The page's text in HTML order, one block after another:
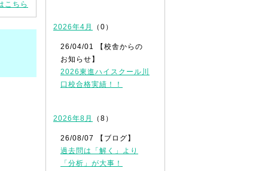
こちら
2026年4月 （0）
26/04/01 【校舎からの
お知らせ】
2026東進ハイスクール川
口校合格実績！！
2026年8月 （8）
26/08/07 【ブログ】
過去問は「解く」より
「分析」が大事！